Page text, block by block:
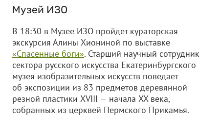
Музей ИЗО
В 18:30 в Музее ИЗО пройдет кураторская
экскурсия Алины Хиониной по выставке
«Спасенные боги». Старший научный сотрудник
сектора русского искусства Екатеринбургского
музея изобразительных искусств поведает
об экспозиции из 83 предметов деревянной
резной пластики XVIII — начала XX века,
собранных из церквей Пермского Прикамья.